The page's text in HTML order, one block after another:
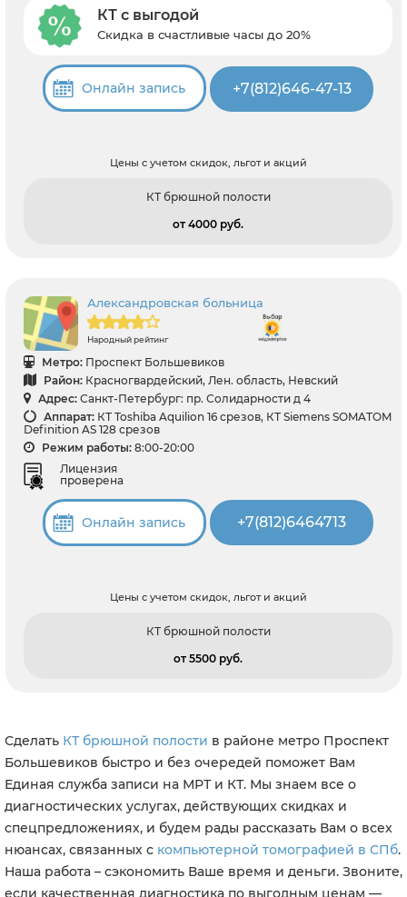
КТ с выгодой
Скидка в счастливые часы до 20%
Онлайн запись +7(812)646-47-13
Цены с учетом скидок, льгот и акций
КТ брюшной полости
от 4000 pуб.
Александровская больница
Народный рейтинг
Метро: Проспект Большевиков
Район: Красногвардейский, Лен. область, Невский
Адрес: Санкт-Петербург: пр. Солидарности д 4
Аппарат: КТ Toshiba Aquilion 16 срезов, КТ Siemens SOMATOM
Definition AS 128 срезов
Режим работы: 8:00-20:00
Лицензия
проверена
Онлайн запись +7(812)6464713
Цены с учетом скидок, льгот и акций
КТ брюшной полости
от 5500 pуб.
Сделать КТ брюшной полости в районе метро Проспект
Большевиков быстро и без очередей поможет Вам
Единая служба записи на МРТ и КТ. Мы знаем все о
диагностических услугах, действующих скидках и
спецпредложениях, и будем рады рассказать Вам о всех
нюансах, связанных с компьютерной томографией в СПб.
Наша работа – сэкономить Ваше время и деньги. Звоните,
если качественная диагностика по выгодным ценам —